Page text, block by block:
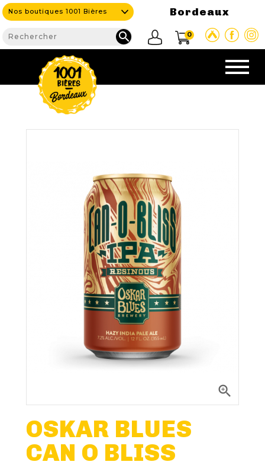
Nos boutiques 1001 Bières Bordeaux
 0

NOS PRODUITS
Nouveautés
Nos Bières
Nos Fûts De Bière
Nos Spiritueux
Nos Boxes
Paniers Cadeaux À Composer
FIDÉLITÉ

OSKAR BLUES
CAN O BLISS